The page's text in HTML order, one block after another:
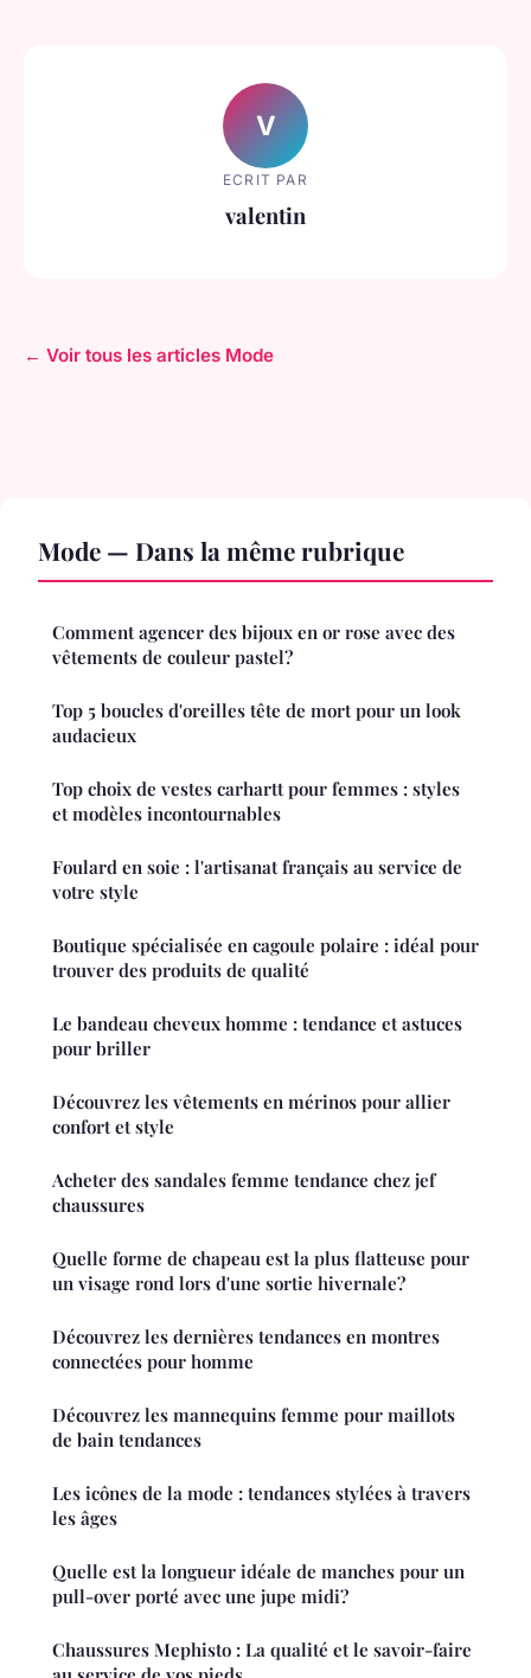
V
ECRIT PAR
valentin
← Voir tous les articles Mode
Mode — Dans la même rubrique
Comment agencer des bijoux en or rose avec des
vêtements de couleur pastel?
Top 5 boucles d'oreilles tête de mort pour un look
audacieux
Top choix de vestes carhartt pour femmes : styles
et modèles incontournables
Foulard en soie : l'artisanat français au service de
votre style
Boutique spécialisée en cagoule polaire : idéal pour
trouver des produits de qualité
Le bandeau cheveux homme : tendance et astuces
pour briller
Découvrez les vêtements en mérinos pour allier
confort et style
Acheter des sandales femme tendance chez jef
chaussures
Quelle forme de chapeau est la plus flatteuse pour
un visage rond lors d'une sortie hivernale?
Découvrez les dernières tendances en montres
connectées pour homme
Découvrez les mannequins femme pour maillots
de bain tendances
Les icônes de la mode : tendances stylées à travers
les âges
Quelle est la longueur idéale de manches pour un
pull-over porté avec une jupe midi?
Chaussures Mephisto : La qualité et le savoir-faire